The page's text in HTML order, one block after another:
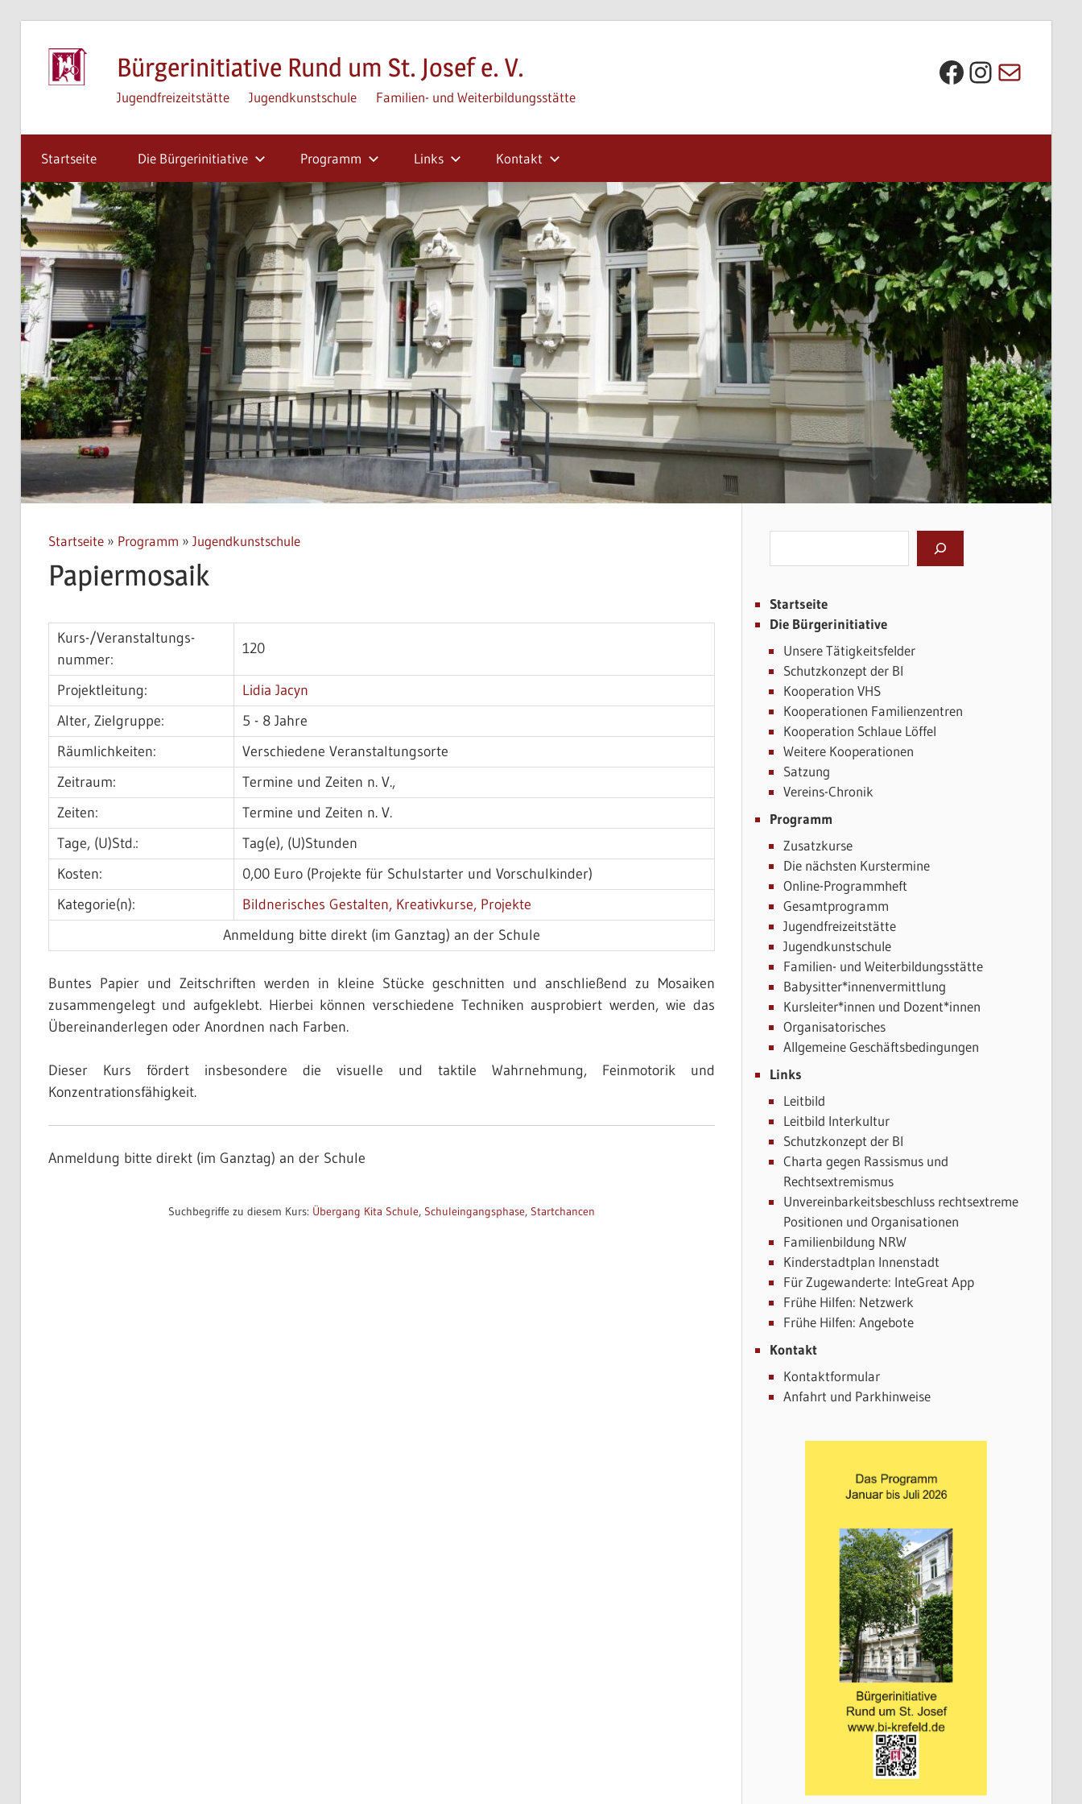
Inhalt
springen
Bürgerinitiative Rund um St. Josef e. V.
Jugendfreizeitstätte Jugendkunstschule Familien- und Weiterbildungsstätte
Die BI bei Facebook
E-Mail
Startseite Die Bürgerinitiative Programm Links Kontakt
Startseite» Programm » Jugendkunstschule
Papiermosaik
Kurs-/­Veran­staltungs­
nummer:
120
Projektleitung:
Lidia Jacyn
Alter, Zielgruppe:
5 - 8 Jahre
Räumlichkeiten:
Verschiedene Veranstaltungsorte
Zeitraum:
Termine und Zeiten n. V.,
Zeiten:
Termine und Zeiten n. V.
Tage, (U)Std.:
Tag(e), (U)Stunden
Kosten:
0,00 Euro (Projekte für Schulstarter und Vorschulkinder)
Kategorie(n):
Bildnerisches Gestalten, Kreativkurse, Projekte
Anmeldung bitte direkt (im Ganztag) an der Schule
Buntes Papier und Zeitschriften werden in kleine Stücke geschnitten und anschließend zu Mosaiken
zusammengelegt und aufgeklebt. Hierbei können verschiedene Techniken ausprobiert werden, wie das
Übereinanderlegen oder Anordnen nach Farben.
Dieser Kurs fördert insbesondere die visuelle und taktile Wahrnehmung, Feinmotorik und
Konzentrationsfähigkeit.
Anmeldung bitte direkt (im Ganztag) an der Schule
Suchbegriffe zu diesem Kurs: Übergang Kita Schule, Schuleingangsphase, Startchancen
Startseite
Die Bürgerinitiative
Unsere Tätigkeitsfelder
Schutzkonzept der BI
Kooperation VHS
Kooperationen Familienzentren
Kooperation Schlaue Löffel
Weitere Kooperationen
Satzung
Vereins-Chronik
Programm
Zusatzkurse
Die nächsten Kurstermine
Online-Programmheft
Gesamtprogramm
Jugendfreizeitstätte
Jugendkunstschule
Familien- und Weiterbildungsstätte
Babysitter*innenvermittlung
Kursleiter*innen und Dozent*innen
Organisatorisches
Allgemeine Geschäftsbedingungen
Links
Leitbild
Leitbild Interkultur
Schutzkonzept der BI
Charta gegen Rassismus und
Rechtsextremismus
Unvereinbarkeitsbeschluss rechtsextreme
Positionen und Organisationen
Familienbildung NRW
Kinderstadtplan Innenstadt
Für Zugewanderte: InteGreat App
Frühe Hilfen: Netzwerk
Frühe Hilfen: Angebote
Kontakt
Kontaktformular
Anfahrt und Parkhinweise